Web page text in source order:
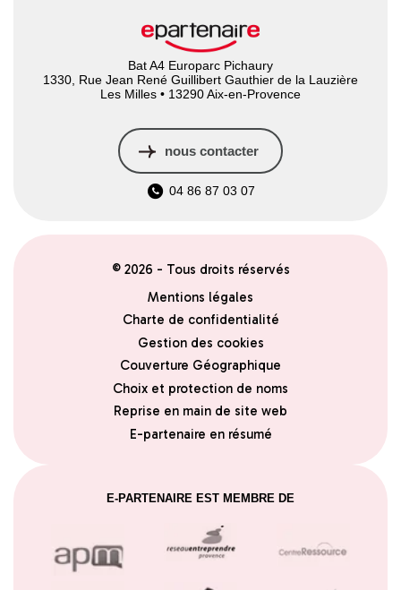
Bat A4 Europarc Pichaury
1330, Rue Jean René Guillibert Gauthier de la Lauzière
Les Milles • 13290 Aix-en-Provence
nous contacter
04 86 87 03 07
© 2026 - Tous droits réservés
Mentions légales
Charte de confidentialité
Gestion des cookies
Couverture Géographique
Choix et protection de noms
Reprise en main de site web
E-partenaire en résumé
E-PARTENAIRE EST MEMBRE DE